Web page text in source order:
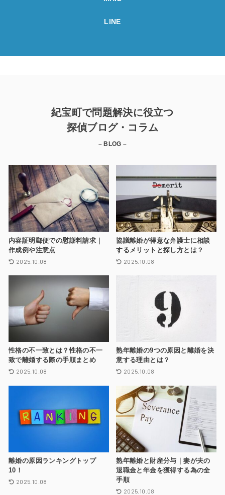
LINE
紀宝町で問題解決に役立つ
探偵ブログ・コラム
– BLOG –
内容証明郵便での慰謝料請求｜
作成例や注意点
2025.10.08
協議離婚が得意な弁護士に相談
するメリットと探し方とは？
2025.10.08
性格の不一致とは？性格の不一
致で離婚する際の手順まとめ
2025.10.08
熟年離婚の9つの原因と離婚を決
意する理由とは？
2025.10.08
離婚の原因ランキングトップ
10！
2025.10.08
熟年離婚と財産分与｜妻が夫の
退職金と年金を獲得する為の全
手順
2025.10.08